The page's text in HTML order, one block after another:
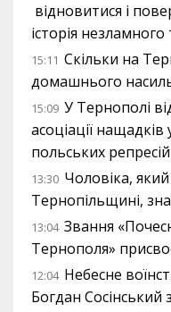
відновитися і
історія
15:11 Скільки на
домашнього
15:09 У Тернополі
асоціації
польських репресій
13:30 Чоловіка,
Тернопільщині,
13:04 Звання
Тернополя»
12:04 Небесне
Богдан